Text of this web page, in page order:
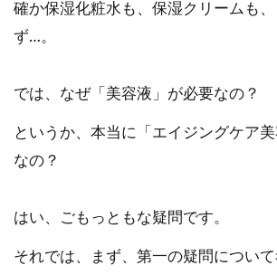
確か保湿化粧水も、保湿クリームも
ず…。
では、なぜ「美容液」が必要なの？
というか、本当に「エイジングケア
なの？
はい、ごもっともな疑問です。
それでは、まず、第一の疑問につい